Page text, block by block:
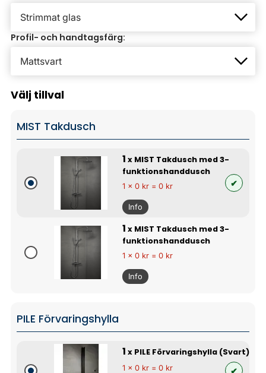
Profil- och handtagsfärg:
Välj tillval
MIST Takdusch
1 x MIST Takdusch med 3-
funktionshanddusch
1 x 0 kr = 0 kr
Info
1 x MIST Takdusch med 3-
funktionshanddusch
1 x 0 kr = 0 kr
Info
PILE Förvaringshylla
1 x PILE Förvaringshylla (Svart)
1 x 0 kr = 0 kr